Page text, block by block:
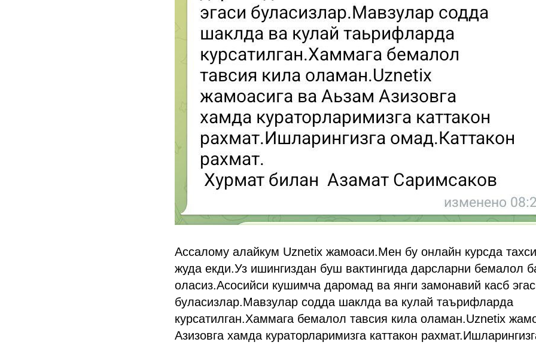
Ассалому алайкум Uznetix жамоаси.Мен бу онлайн курсда
жуда екди.Уз ишингиздан буш вактингида дарсларни бемалол
оласиз.Асосийси кушимча даромад ва янги замонавий касб
буласизлар.Мавзулар содда шаклда ва кулай таърифларда
курсатилган.Хаммага бемалол тавсия кила оламан.Uznetix
Азизовга хамда кураторларимизга каттакон